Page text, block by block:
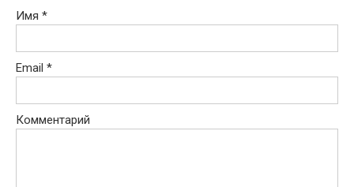
Имя *
Email *
Комментарий